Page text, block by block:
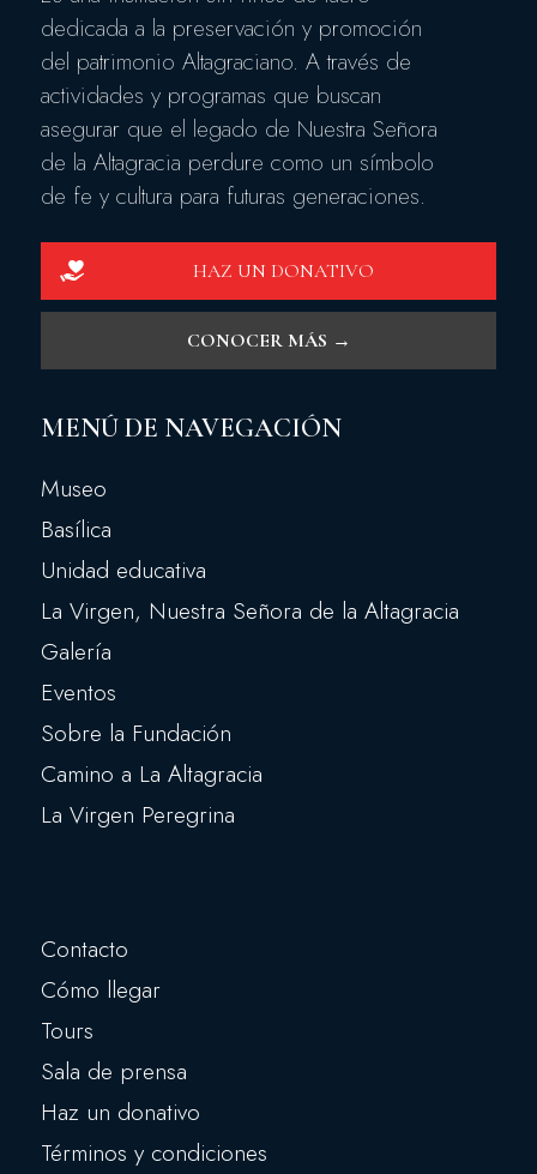
dedicada a la preservación y promoción
del patrimonio Altagraciano. A través de
actividades y programas que buscan
asegurar que el legado de Nuestra Señora
de la Altagracia perdure como un símbolo
de fe y cultura para futuras generaciones.
HAZ UN DONATIVO
CONOCER MÁS →
MENÚ DE NAVEGACIÓN
Museo
Basílica
Unidad educativa
La Virgen, Nuestra Señora de la Altagracia
Galería
Eventos
Sobre la Fundación
Camino a La Altagracia
La Virgen Peregrina
Contacto
Cómo llegar
Tours
Sala de prensa
Haz un donativo
Términos y condiciones